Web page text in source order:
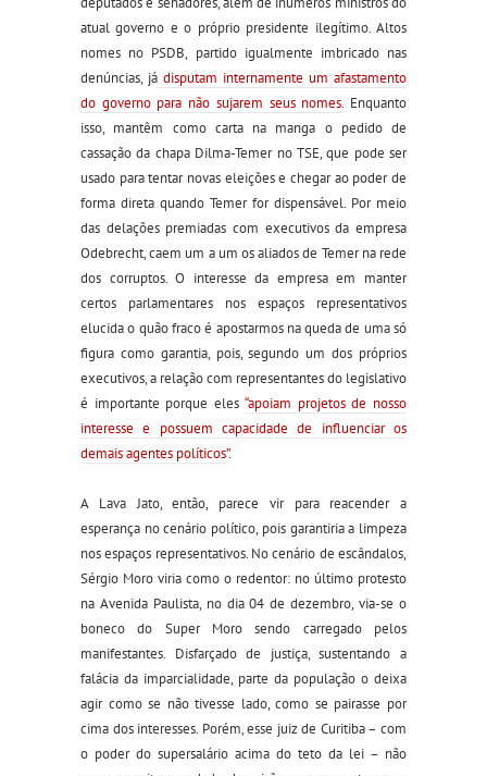
atual governo e o próprio presidente ilegítimo. Altos
nomes no PSDB, partido igualmente imbricado nas
denúncias, já disputam internamente um afastamento
do governo para não sujarem seus nomes. Enquanto
isso, mantêm como carta na manga o pedido de
cassação da chapa Dilma-Temer no TSE, que pode ser
usado para tentar novas eleições e chegar ao poder de
forma direta quando Temer for dispensável. Por meio
das delações premiadas com executivos da empresa
Odebrecht, caem um a um os aliados de Temer na rede
dos corruptos. O interesse da empresa em manter
certos parlamentares nos espaços representativos
elucida o quão fraco é apostarmos na queda de uma só
figura como garantia, pois, segundo um dos próprios
executivos, a relação com representantes do legislativo
é importante porque eles “apoiam projetos de nosso
interesse e possuem capacidade de influenciar os
demais agentes políticos”.
A Lava Jato, então, parece vir para reacender a
esperança no cenário político, pois garantiria a limpeza
nos espaços representativos. No cenário de escândalos,
Sérgio Moro viria como o redentor: no último protesto
na Avenida Paulista, no dia 04 de dezembro, via-se o
boneco do Super Moro sendo carregado pelos
manifestantes. Disfarçado de justiça, sustentando a
falácia da imparcialidade, parte da população o deixa
agir como se não tivesse lado, como se pairasse por
cima dos interesses. Porém, esse juiz de Curitiba – com
o poder do supersalário acima do teto da lei – não